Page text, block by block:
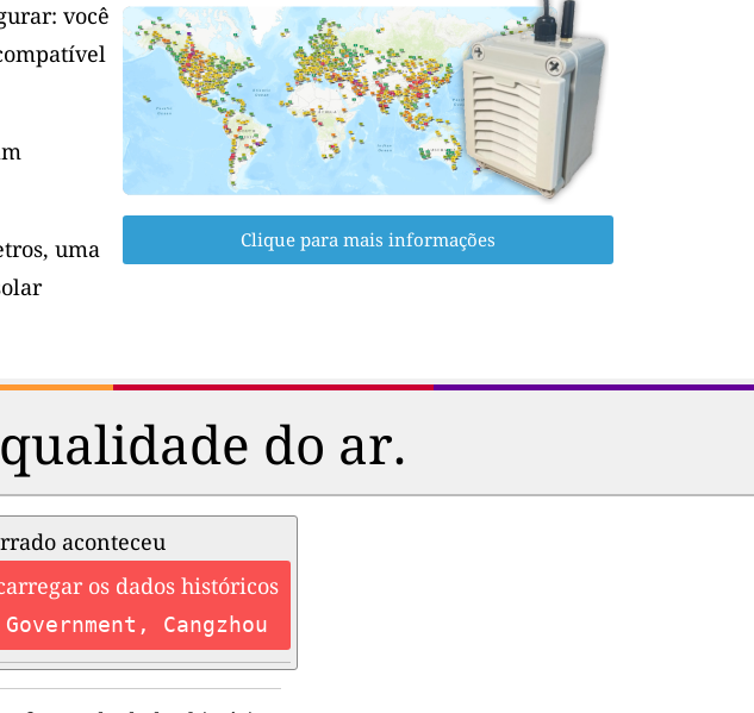
você
uma
Clique para mais informações
do ar.
aconteceu
os dados históricos
Cangzhou